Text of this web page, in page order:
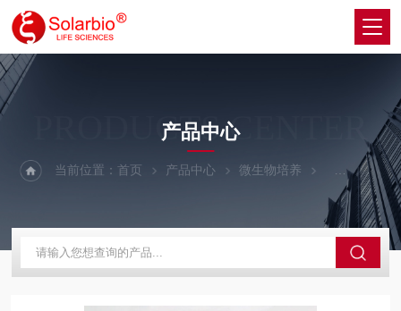
PRODUCTS CENTER
产品中心
当前位置：首页 产品中心 微生物培养 培养基基础